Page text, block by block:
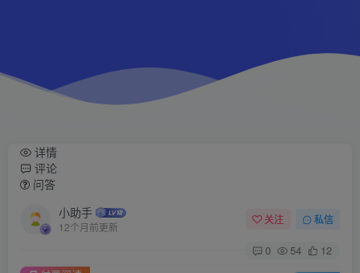
详情
评论
问答
小助手
12个月前更新
关注 私信
0 54
12